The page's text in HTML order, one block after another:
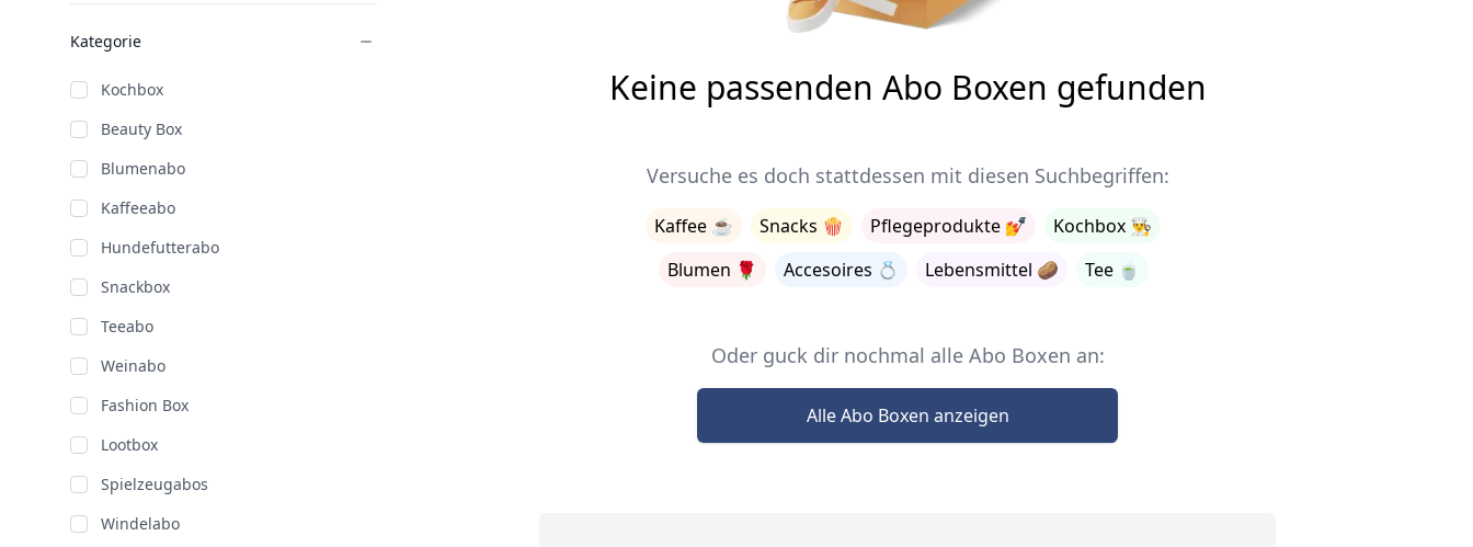
Kategorie
Kochbox
Beauty Box
Blumenabo
Kaffeeabo
Hundefutterabo
Snackbox
Teeabo
Weinabo
Fashion Box
Lootbox
Spielzeugabos
Windelabo
Keine passenden Abo Boxen gefunden
Versuche es doch stattdessen mit diesen Suchbegriffen:
Kaffee ☕ Snacks 🍿 Pflegeprodukte 💅 Kochbox 👨‍🍳
Blumen 🌹 Accesoires 💍 Lebensmittel 🥔 Tee 🍵
Oder guck dir nochmal alle Abo Boxen an:
Alle Abo Boxen anzeigen